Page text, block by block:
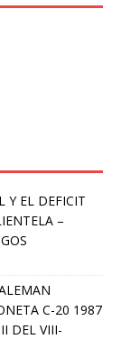
Y EL DEFICIT
–
C-20 1987
DEL VIII-